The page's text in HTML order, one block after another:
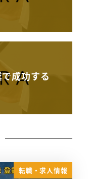
成功する
転職・求人情報